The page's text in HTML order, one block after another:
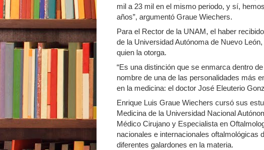
mil a 23 mil en el mismo periodo, y sí,
años”, argumentó Graue Wiechers.
Para el Rector de la UNAM, el haber
de la Universidad Autónoma de Nuevo
quien la otorga.
“Es una distinción que se enmarca dentro
nombre de una de las personalidades más
en la medicina: el doctor José Eleuterio
Enrique Luis Graue Wiechers cursó sus
Medicina de la Universidad Nacional
Médico Cirujano y Especialista en
nacionales e internacionales oftalmológicas
diferentes galardones en la materia.